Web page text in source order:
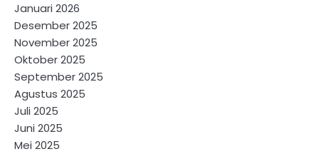
Januari 2026
Desember 2025
November 2025
Oktober 2025
September 2025
Agustus 2025
Juli 2025
Juni 2025
Mei 2025